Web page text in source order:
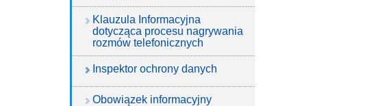
Klauzula Informacyjna
dotycząca procesu nagrywania
rozmów telefonicznych
Inspektor ochrony danych
Obowiązek informacyjny